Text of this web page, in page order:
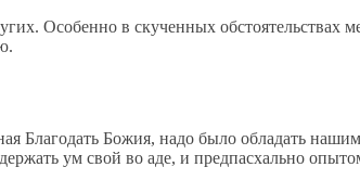
Особенно в скученных обстоятельствах
Благодать Божия, надо было обладать
ум свой во аде, и предпасхально